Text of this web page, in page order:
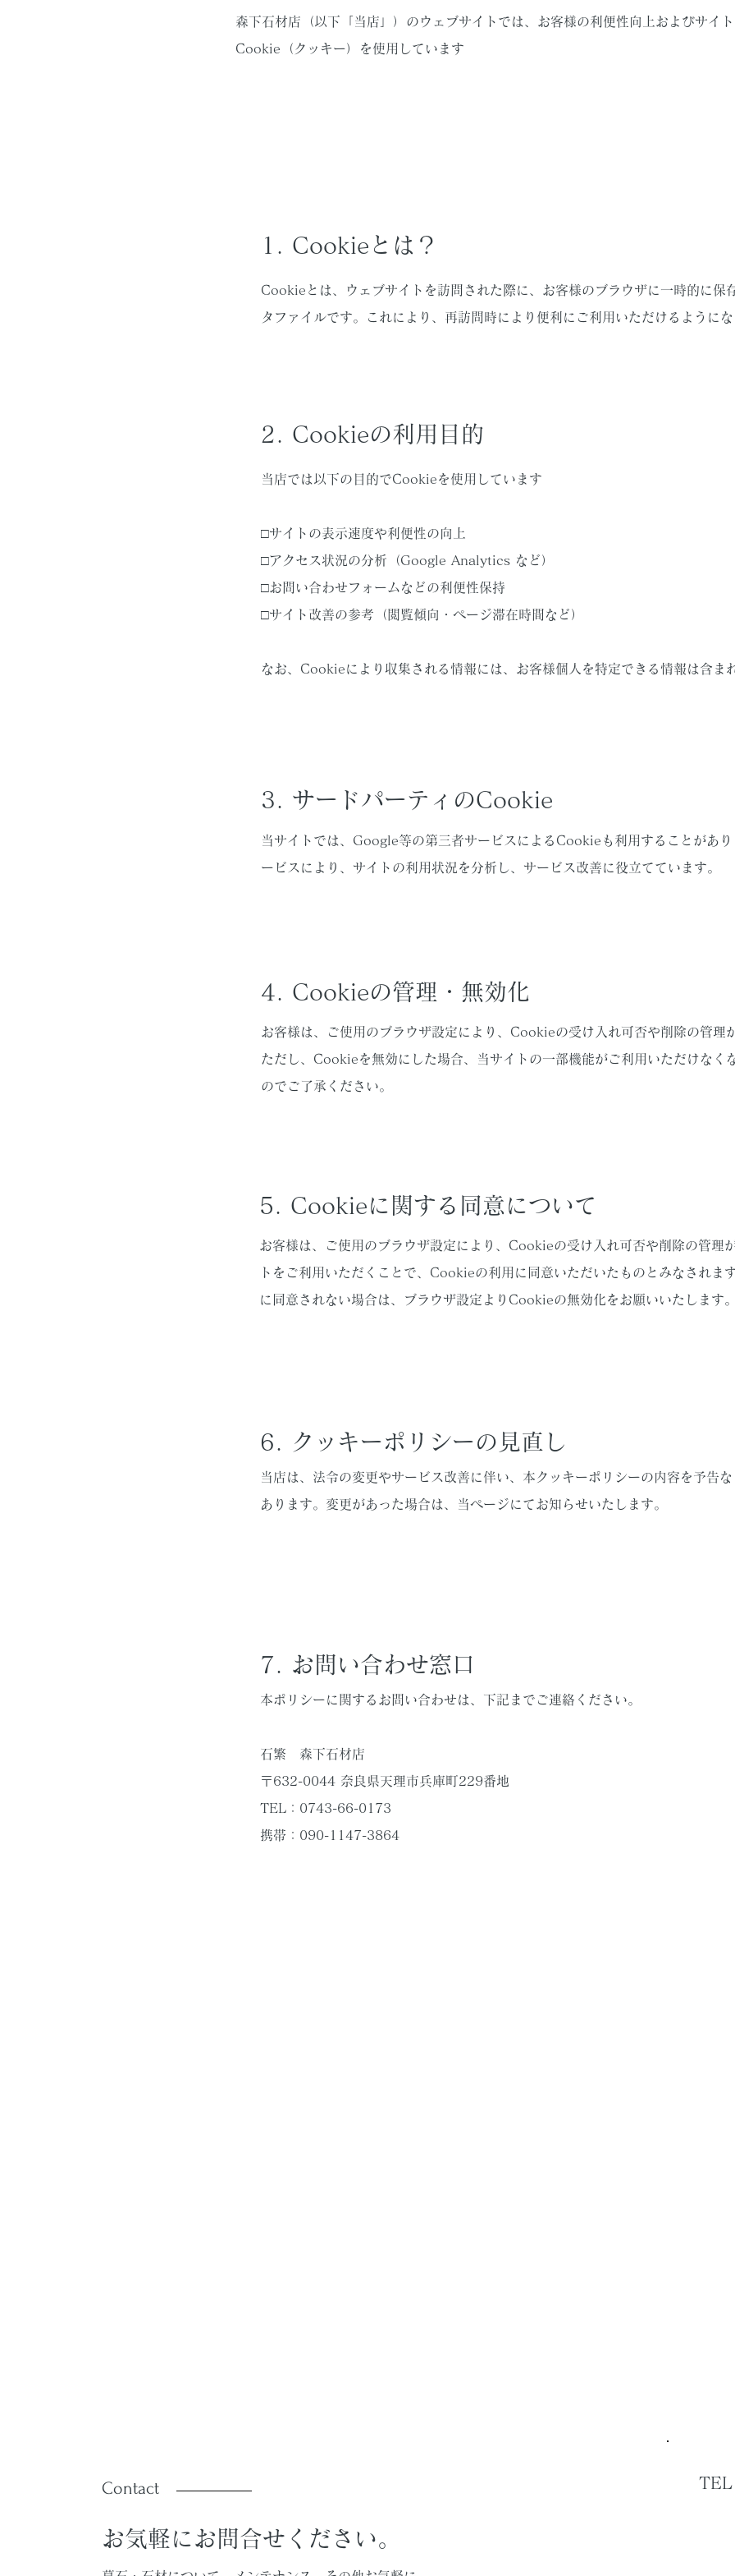
森下石材店（以下「当店」）のウェブサイトでは、お客様の利便性向上およびサイト
Cookie（クッキー）を使用しています
1. Cookieとは？
Cookieとは、ウェブサイトを訪問された際に、お客様のブラウザに一時的に保
タファイルです。これにより、再訪問時により便利にご利用いただけるようにな
2. Cookieの利用目的
当店では以下の目的でCookieを使用しています
□サイトの表示速度や利便性の向上
□アクセス状況の分析（Google Analytics など）
□お問い合わせフォームなどの利便性保持
□サイト改善の参考（閲覧傾向・ページ滞在時間など）
なお、Cookieにより収集される情報には、お客様個人を特定できる情報は含ま
3. サードパーティのCookie
当サイトでは、Google等の第三者サービスによるCookieも利用することがあ
ービスにより、サイトの利用状況を分析し、サービス改善に役立てています。
4. Cookieの管理・無効化
お客様は、ご使用のブラウザ設定により、Cookieの受け入れ可否や削除の管理
ただし、Cookieを無効にした場合、当サイトの一部機能がご利用いただけなく
のでご了承ください。
5. Cookieに関する同意について
お客様は、ご使用のブラウザ設定により、Cookieの受け入れ可否や削除の管理
トをご利用いただくことで、Cookieの利用に同意いただいたものとみなされま
に同意されない場合は、ブラウザ設定よりCookieの無効化をお願いいたします。
6. クッキーポリシーの見直し
当店は、法令の変更やサービス改善に伴い、本クッキーポリシーの内容を予告
あります。変更があった場合は、当ページにてお知らせいたします。
7. お問い合わせ窓口
本ポリシーに関するお問い合わせは、下記までご連絡ください。
石繁 森下石材店
〒632-0044 奈良県天理市兵庫町229番地
TEL：0743-66-0173
携帯：090-1147-3864
Contact
お気軽にお問合せください。
TEL